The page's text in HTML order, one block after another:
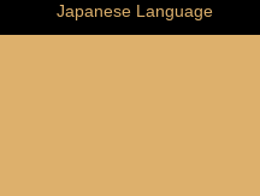
Japanese Language